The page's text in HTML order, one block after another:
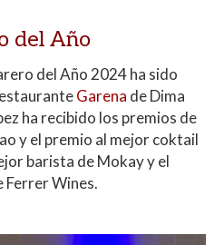
del Año
del Año 2024 ha sido
Garena de Dima
ha recibido los premios de
y el premio al mejor coktail
barista de Mokay y el
Ferrer Wines.